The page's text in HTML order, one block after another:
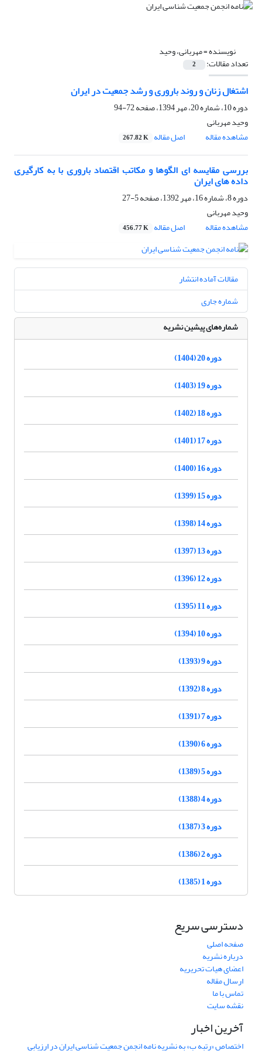
نویسنده =مهربانی، وحید
تعداد مقالات: 2
اشتغال زنان و روند باروری و رشد جمعیت در ایران
دوره 10، شماره 20، مهر 1394، صفحه
72-94
وحید مهربانی
مشاهده مقاله
اصل مقاله 267.82 K
بررسی مقایسه‏ ای الگوها و مکاتب اقتصاد باروری با به کارگیری
داده های ایران
دوره 8، شماره 16، مهر 1392، صفحه
5-27
وحید مهربانی
مشاهده مقاله
اصل مقاله 456.77 K
مقالات آماده انتشار
شماره جاری
شماره‌های پیشین نشریه
دوره 20 (1404)
دوره 19 (1403)
دوره 18 (1402)
دوره 17 (1401)
دوره 16 (1400)
دوره 15 (1399)
دوره 14 (1398)
دوره 13 (1397)
دوره 12 (1396)
دوره 11 (1395)
دوره 10 (1394)
دوره 9 (1393)
دوره 8 (1392)
دوره 7 (1391)
دوره 6 (1390)
دوره 5 (1389)
دوره 4 (1388)
دوره 3 (1387)
دوره 2 (1386)
دوره 1 (1385)
دسترسی سریع
صفحه اصلی
درباره نشریه
اعضای هیات تحریریه
ارسال مقاله
تماس با ما
نقشه سایت
آخرین اخبار
اختصاص «رتبه ب» به نشریه نامه انجمن جمعیت شناسی ایران در ارزیابی